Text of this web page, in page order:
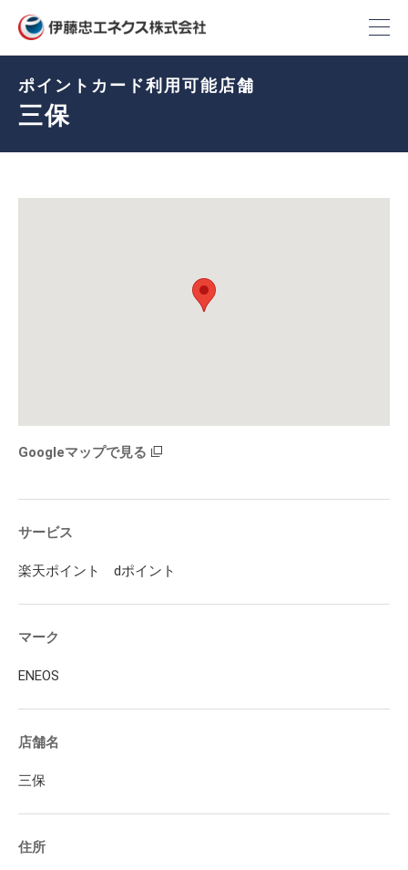
ポイントカード利用可能店舗
三保
Googleマップで見る
サービス
楽天ポイント dポイント
マーク
ENEOS
店舗名
三保
住所